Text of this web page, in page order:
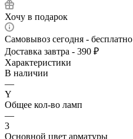
Хочу в подарок
Самовывоз сегодня - бесплатно
Доставка завтра - 390 ₽
Характеристики
В наличии
—
Y
Общее кол-во ламп
—
3
Основной цвет арматуры